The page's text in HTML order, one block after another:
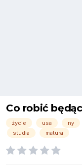
Co robić
życie usa ny
studia
matura